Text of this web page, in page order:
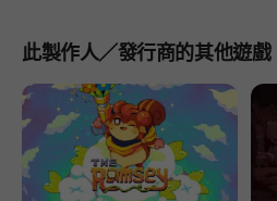
此製作人／發行商的其他遊戲